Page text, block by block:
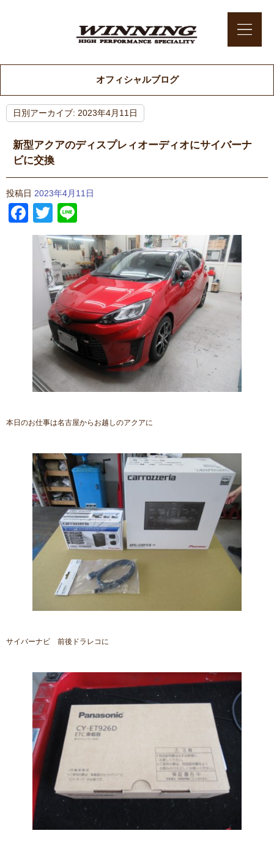
オフィシャルブログ
日別アーカイブ: 2023年4月11日
新型アクアのディスプレィオーディオにサイバーナ
ビに交換
投稿日 2023年4月11日
Facebook
Twitter
本日のお仕事は名古屋からお越しのアクアに
サイバーナビ 前後ドラレコに